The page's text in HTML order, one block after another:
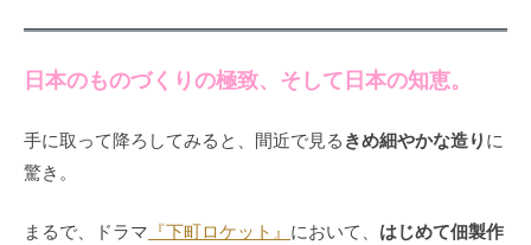
日本のものづくりの極致、そして日本の知恵。
手に取って降ろしてみると、間近で見る きめ細やかな造り に
驚き。
まるで、ドラマ 『下町ロケット』 において、 はじめて佃製作